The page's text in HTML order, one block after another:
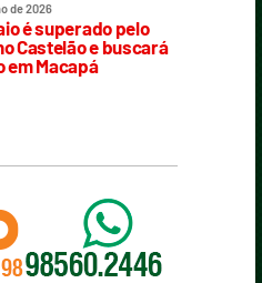
de 2026
é superado pelo
Castelão e buscará
em Macapá